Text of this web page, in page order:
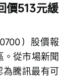
價513元緩
）股價報
。從市場新聞
為騰訊最有可